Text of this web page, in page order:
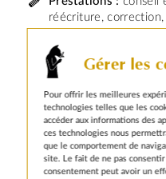
Gérer les
Pour offrir les meilleures
technologies telles que les
accéder aux informations des
ces technologies nous
que le comportement de
site. Le fait de ne pas
consentement peut avoir un
réécriture,
design ux,
Conseil d’État :
d’État est une
République. Il
parlementaires dans
suprême, il tranche
l’administration.En